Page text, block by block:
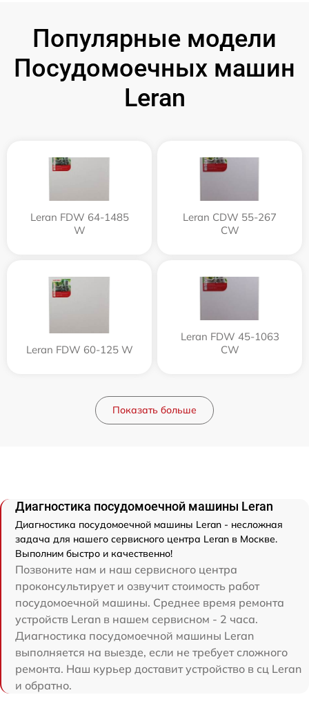
Популярные модели
Посудомоечных машин
Leran
Leran FDW 64-1485
W
Leran CDW 55-267
CW
Leran FDW 60-125 W
Leran FDW 45-1063
CW
Показать больше
Диагностика посудомоечной машины Leran
Диагностика посудомоечной машины Leran - несложная
задача для нашего сервисного центра Leran в Москве.
Выполним быстро и качественно!
Позвоните нам и наш сервисного центра
проконсультирует и озвучит стоимость работ
посудомоечной машины. Среднее время ремонта
устройств Leran в нашем сервисном - 2 часа.
Диагностика посудомоечной машины Leran
выполняется на выезде, если не требует сложного
ремонта. Наш курьер доставит устройство в сц Leran
и обратно.